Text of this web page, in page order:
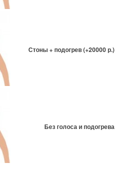
Стоны + подогрев (+20000 р.)
Без голоса и подогрева